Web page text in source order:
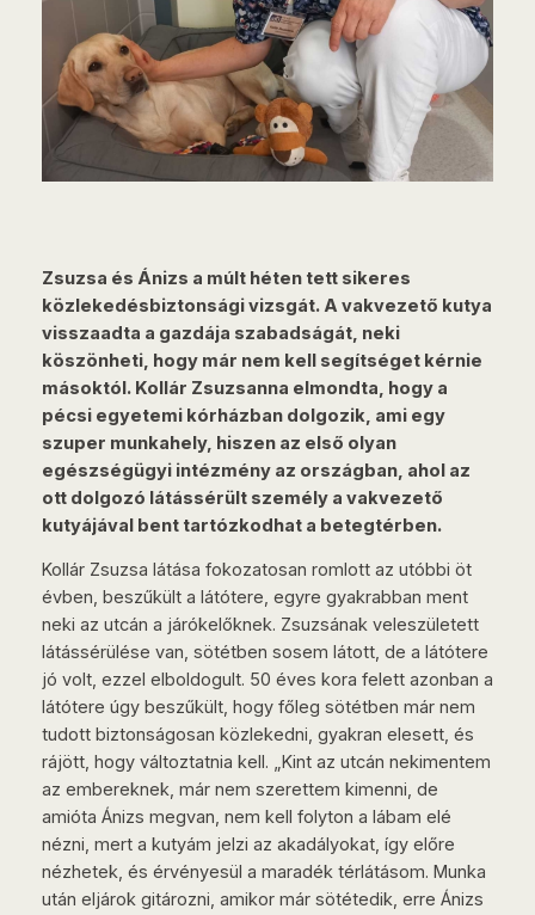
Zsuzsa és Ánizs a múlt héten tett sikeres
közlekedésbiztonsági vizsgát. A vakvezető kutya
visszaadta a gazdája szabadságát, neki
köszönheti, hogy már nem kell segítséget kérnie
másoktól. Kollár Zsuzsanna elmondta, hogy a
pécsi egyetemi kórházban dolgozik, ami egy
szuper munkahely, hiszen az első olyan
egészségügyi intézmény az országban, ahol az
ott dolgozó látássérült személy a vakvezető
kutyájával bent tartózkodhat a betegtérben.
Kollár Zsuzsa látása fokozatosan romlott az utóbbi öt
évben, beszűkült a látótere, egyre gyakrabban ment
neki az utcán a járókelőknek. Zsuzsának veleszületett
látássérülése van, sötétben sosem látott, de a látótere
jó volt, ezzel elboldogult. 50 éves kora felett azonban a
látótere úgy beszűkült, hogy főleg sötétben már nem
tudott biztonságosan közlekedni, gyakran elesett, és
rájött, hogy változtatnia kell. „Kint az utcán nekimentem
az embereknek, már nem szerettem kimenni, de
amióta Ánizs megvan, nem kell folyton a lábam elé
nézni, mert a kutyám jelzi az akadályokat, így előre
nézhetek, és érvényesül a maradék térlátásom. Munka
után eljárok gitározni, amikor már sötétedik, erre Ánizs